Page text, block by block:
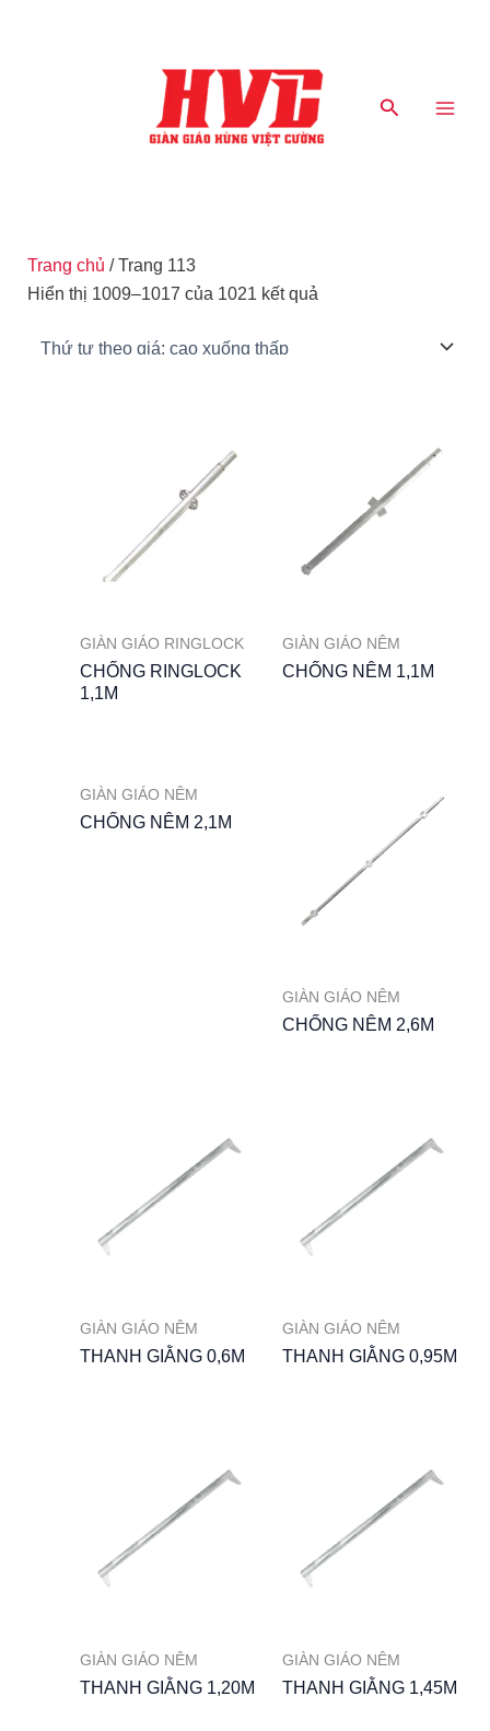
Tìm
Trang chủ / Trang 113
Hiển thị 1009–1017 của 1021 kết quả
GIÀN GIÁO RINGLOCK
CHỐNG RINGLOCK
1,1M
GIÀN GIÁO NÊM
CHỐNG NÊM 1,1M
GIÀN GIÁO NÊM
CHỐNG NÊM 2,1M
GIÀN GIÁO NÊM
CHỐNG NÊM 2,6M
GIÀN GIÁO NÊM
THANH GIẰNG 0,6M
GIÀN GIÁO NÊM
THANH GIẰNG 0,95M
GIÀN GIÁO NÊM
THANH GIẰNG 1,20M
GIÀN GIÁO NÊM
THANH GIẰNG 1,45M